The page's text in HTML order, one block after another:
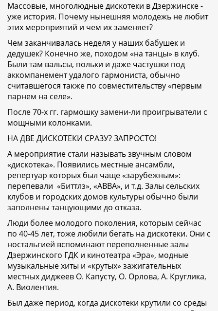
Массовые, многолюдные дискотеки в Дзержинске -
уже история. Почему нынешняя молодежь не любит
этих мероприятий и чем их заменяет?
Чем заканчивалась неделя у наших бабушек и
дедушек? Конечно же, походом «на танцы» в клуб.
Были там вальсы, польки и даже частушки под
аккомпанемент удалого гармониста, обычно
считавшегося также по совместительству «первым
парнем на селе».
После 70-х гг. гармошку замени-ли проигрыватели с
мощными колонками.
НА ДВЕ ДИСКОТЕКИ СРАЗУ? ЗАПРОСТО!
А мероприятие стали называть звучным словом
«дискотека». Появились местные ансамбли,
репертуар которых был чаще «зарубежным»:
перепевали «Биттлз», «АВВА», и т.д. Залы сельских
клубов и городских домов культуры обычно были
заполнены танцующими до отказа.
Люди более молодого поколения, которым сейчас
по 40-45 лет, тоже любили бегать на дискотеки. Они с
ностальгией вспоминают переполненные залы
Дзержинского ГДК и кинотеатра «Эра», модные
музыкальные хиты и «крутых» зажигательных
местных диджеев О. Капусту, О. Орлова, А. Круглика,
А. Виолентия.
Был даже период, когда дискотеки крутили со среды